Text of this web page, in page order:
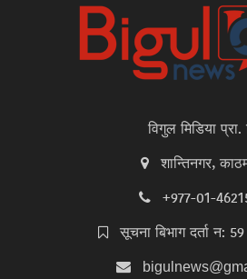
विगुल मिडिया
शान्तिनगर,
+977-01-
सूचना बिभाग दर्ता न: